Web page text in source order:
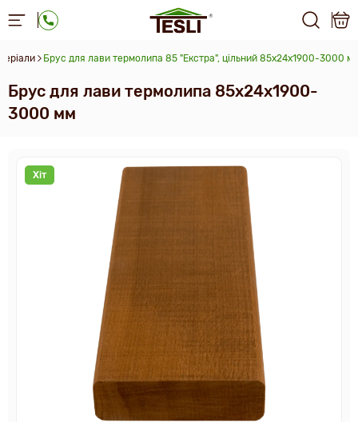
Брус для лави термолипа 85 "Екстра", цільний 85х24х1900-3000
Брус для лави термолипа 85х24х1900-
3000 мм
Хіт